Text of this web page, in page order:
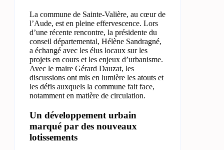
La commune de Sainte-Valière, au cœur de
l’Aude, est en pleine effervescence. Lors
d’une récente rencontre, la présidente du
conseil départemental, Hélène Sandragné,
a échangé avec les élus locaux sur les
projets en cours et les enjeux d’urbanisme.
Avec le maire Gérard Dauzat, les
discussions ont mis en lumière les atouts et
les défis auxquels la commune fait face,
notamment en matière de circulation.
Un développement urbain
marqué par des nouveaux
lotissements